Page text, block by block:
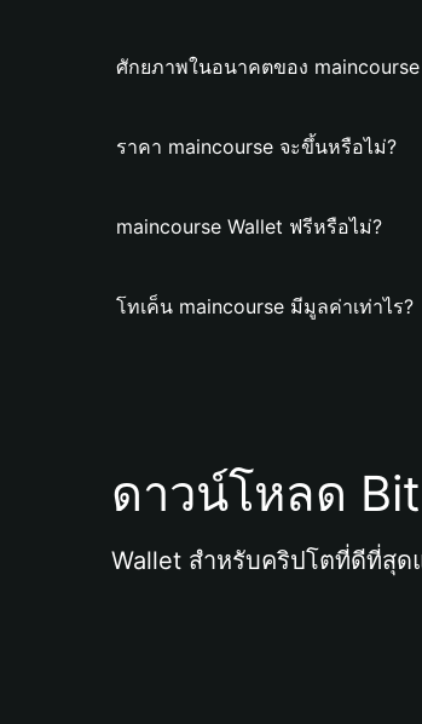
ศักยภาพในอนาคตของ maincourse
ราคา maincourse จะขึ้นหรือไม่?
maincourse Wallet ฟรีหรือไม่?
โทเค็น maincourse มีมูลค่าเท่าไร?
ดาวน์โหลด
Wallet สำหรับคริปโตที่ดีที่สุ